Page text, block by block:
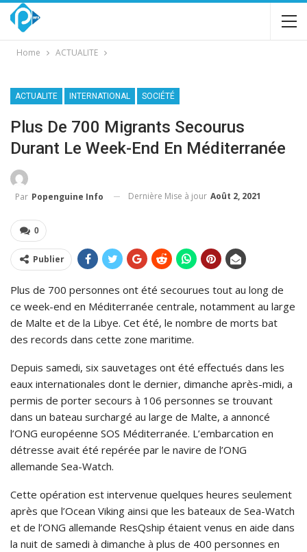
Home ACTUALITE
ACTUALITE INTERNATIONAL SOCIÉTÉ
Plus De 700 Migrants Secourus
Durant Le Week-End En Méditerranée
Par Popenguine Info Dernière Mise à jour Août 2, 2021
0
Publier
Plus de 700 personnes ont été secourues tout au long de
ce week-end en Méditerranée centrale, notamment au large
de Malte et de la Libye. Cet été, le nombre de morts bat
des records dans cette zone maritime.
Depuis samedi, six sauvetages ont été effectués dans les
eaux internationales dont le dernier, dimanche après-midi, a
permis de porter secours à 106 personnes se trouvant
dans un bateau surchargé au large de Malte, a annoncé
l’ONG européenne SOS Méditerranée. L’embarcation en
détresse avait été repérée par le navire de l’ONG
allemande Sea-Watch.
Cette opération est intervenue quelques heures seulement
après que l’Ocean Viking ainsi que les bateaux de Sea-Watch
et de l’ONG allemande ResQship étaient venus en aide dans
la nuit de samedi à dimanche à plus de 400 personnes en